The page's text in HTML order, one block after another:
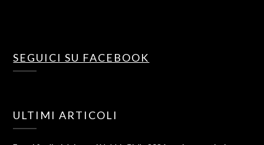
SEGUICI SU FACEBOOK
ULTIMI ARTICOLI